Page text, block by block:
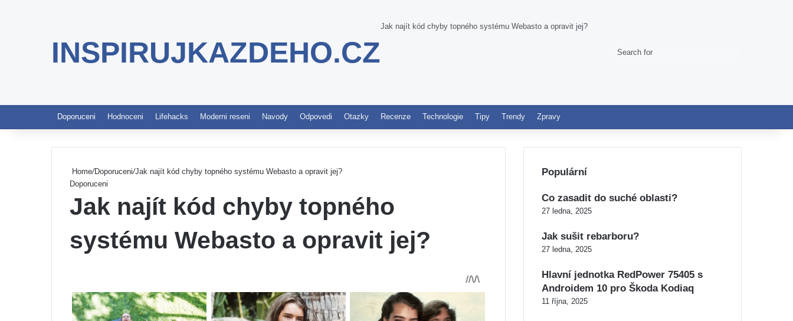
INSPIRUJKAZDEHO.CZ
Jak najít kód chyby topného systému Webasto a opravit jej?
Switch skin
Doporuceni Hodnoceni Lifehacks Moderni reseni Navody Odpovedi Otazky Recenze Technologie Tipy Trendy Zpravy
Home/Doporuceni/Jak najít kód chyby topného systému Webasto a opravit jej?
Doporuceni
Jak najít kód chyby topného
systému Webasto a opravit jej?
Populární
Co zasadit do suché oblasti?
27 ledna, 2025
Jak sušit rebarboru?
27 ledna, 2025
Hlavní jednotka RedPower 75405 s
Androidem 10 pro Škoda Kodiaq
11 října, 2025